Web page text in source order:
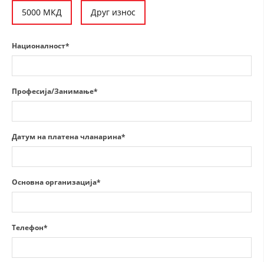
ДИСЕМИНАЦИЈА
ПРОМОЦИЈА НА ХУМАНИ ВРЕДНОСТИ
УПОТРЕБА И ЗАШТИТА НА АМБЛЕМОТ
СОЦИЈАЛНО ХУМАНИТАРНА ДЕЈНОСТ
КАКО ДА ДОНИРАТЕ
ПОДГОТВЕНОСТ И ДЕЈСТВО ПРИ КАТАСТРОФИ
ТИМОВИ НА ООЦК
ПРОЕКТИ – ПОДГОТВЕНОСТ И ДЕЈСТВУВАЊЕ ПРИ КАТАСТРОФИ
ИСТРАЖУВАЊЕ НА ЈАВНО МИСЛЕЊЕ
5000 МКД Друг износ
Националност*
Професија/Занимање*
Датум на платена чланарина*
Основна организација*
Телефон*